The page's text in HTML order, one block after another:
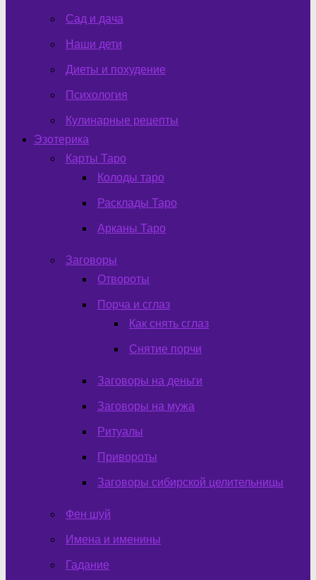
Сад и дача
Наши дети
Диеты и похудение
Психология
Кулинарные рецепты
Эзотерика
Карты Таро
Колоды таро
Расклады Таро
Арканы Таро
Заговоры
Отвороты
Порча и сглаз
Как снять сглаз
Снятие порчи
Заговоры на деньги
Заговоры на мужа
Ритуалы
Привороты
Заговоры сибирской целительницы
Фен шуй
Имена и именины
Гадание